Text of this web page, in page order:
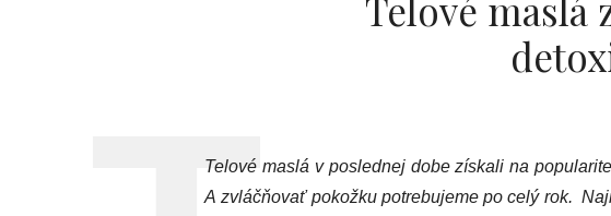
Telové maslá
Telové maslá v poslednej dobe získali na
A zvláčňovať pokožku potrebujeme po celý rok.